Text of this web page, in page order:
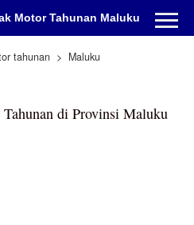
Motor Tahunan Maluku
tahunan Maluku
di Provinsi Maluku